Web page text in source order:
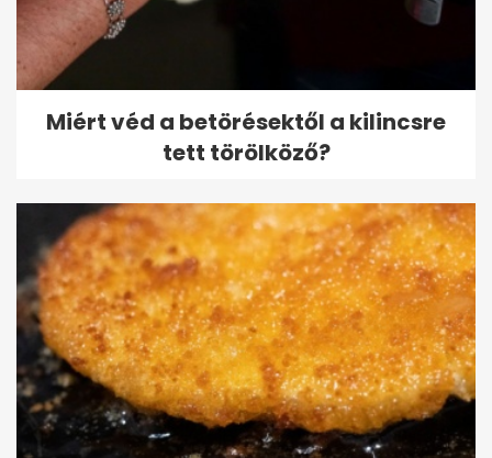
Miért véd a betörésektől a kilincsre
tett törölköző?